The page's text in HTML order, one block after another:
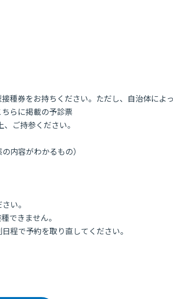
種券をお持ちください。ただし、自治体によ
らに掲載の予診票
ご持参ください。
内容がわかるもの）
い。
できません。
程で予約を取り直してください。